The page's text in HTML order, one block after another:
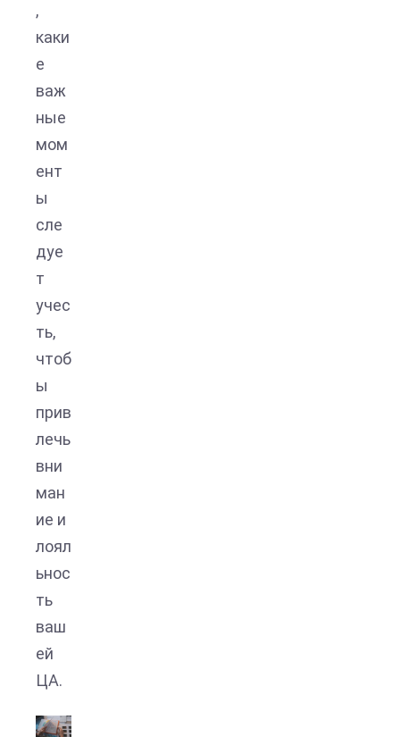
,
каки
е
важ
ные
мом
ент
ы
сле
дуе
т
учес
ть,
чтоб
ы
прив
лечь
вни
ман
ие и
лоял
ьнос
ть
ваш
ей
ЦА.